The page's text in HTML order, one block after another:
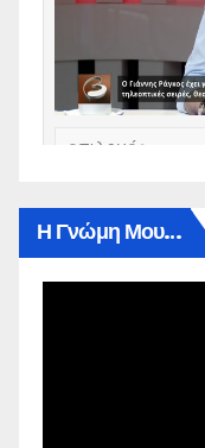
Η Γνώμη Μου…